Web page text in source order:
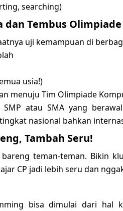
searching)
dan Tembus Olimpiade
uji kemampuan di
usia!)
menuju Tim Olimpiade
SMP atau SMA yang
nasional bahkan
Tambah Seru!
teman-teman. Bikin
CP jadi lebih seru dan
bisa dimulai dari hal